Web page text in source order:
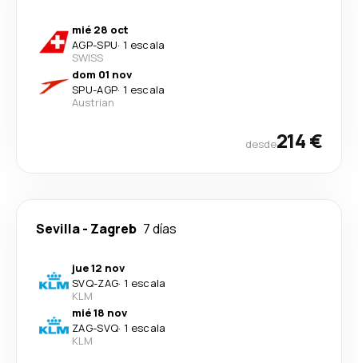
mié 28 oct
AGP-SPU· 1 escala
SWISS
dom 01 nov
SPU-AGP· 1 escala
Austrian
desde214 €
Sevilla- Zagreb 7 días
jue 12 nov
SVQ-ZAG· 1 escala
KLM
mié 18 nov
ZAG-SVQ· 1 escala
KLM